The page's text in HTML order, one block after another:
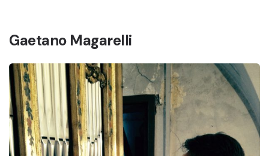
Gaetano Magarelli